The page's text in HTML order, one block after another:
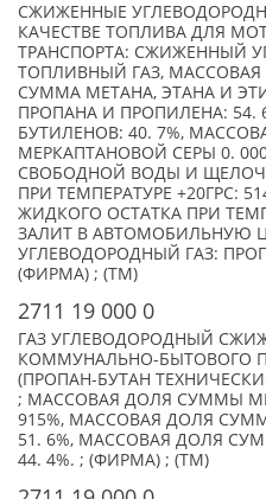
СЖИЖЕННЫЕ
КАЧЕСТВЕ ТОПЛИВА ДЛЯ
ТРАНСПОРТА: СЖИЖЕННЫЙ
ТОПЛИВНЫЙ ГАЗ,
СУММА МЕТАНА, ЭТАНА И
ПРОПАНА И ПРОПИЛЕНА: 54.
БУТИЛЕНОВ: 40. 7%,
МЕРКАПТАНОВОЙ СЕРЫ 0.
СВОБОДНОЙ ВОДЫ И
ПРИ ТЕМПЕРАТУРЕ +20ГРС:
ЖИДКОГО ОСТАТКА ПРИ
ЗАЛИТ В АВТОМОБИЛЬНУЮ
УГЛЕВОДОРОДНЫЙ ГАЗ:
(ФИРМА) ; (TM)
2711 19 000 0
ГАЗ УГЛЕВОДОРОДНЫЙ
КОММУНАЛЬНО-БЫТОВОГО
(ПРОПАН-БУТАН
; МАССОВАЯ ДОЛЯ СУММЫ
915%, МАССОВАЯ ДОЛЯ
51. 6%, МАССОВАЯ ДОЛЯ
44. 4%. ; (ФИРМА) ; (TM)